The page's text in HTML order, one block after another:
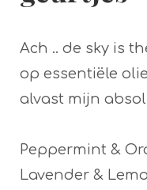
Ach .. de sky is
op essentiële
alvast mijn
Peppermint &
Lavender &